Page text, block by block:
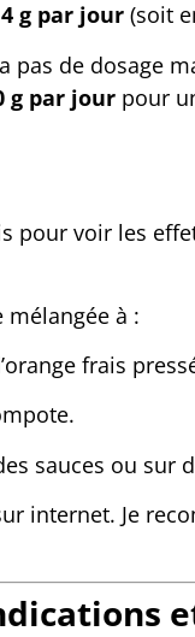
g par jour (soit
a pas de dosage
g par jour pour
pour voir les
mélangée à :
frais
sauces ou sur
internet. Je